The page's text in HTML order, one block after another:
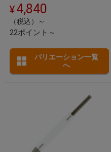
4,840
（税込）～
22ポイント～
バリエーション一覧
へ